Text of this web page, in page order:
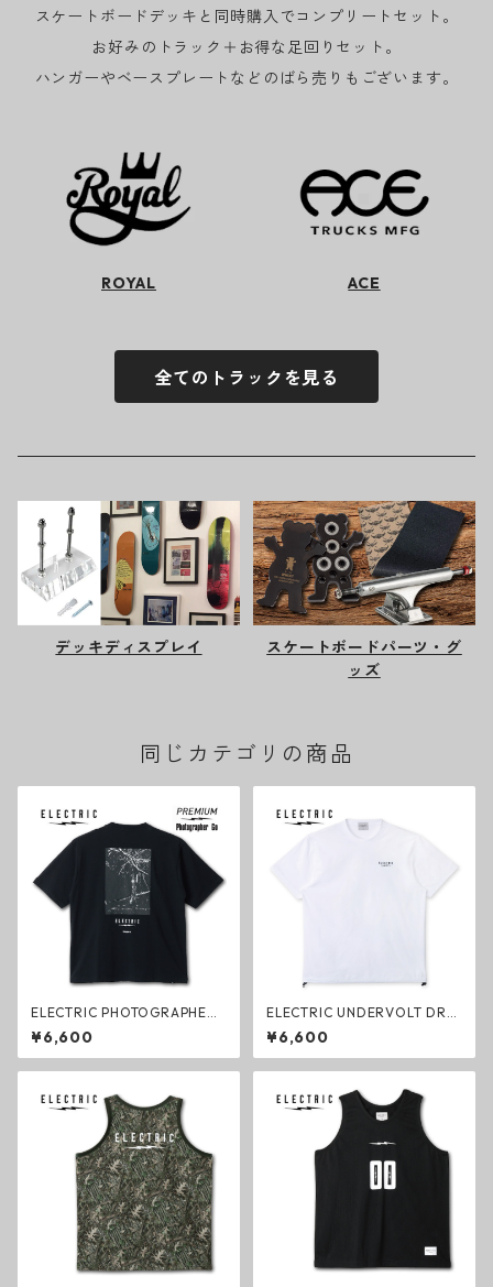
スケートボードデッキと同時購入でコンプリートセット。
お好みのトラック＋お得な足回りセット。
ハンガーやベースプレートなどのばら売りもございます。
ROYAL ACE
全てのトラックを見る
デッキディスプレイ
スケートボードパーツ・グ
ッズ
同じカテゴリの商品
ELECTRIC PHOTOGRAPHER
GO #4 DRY S/S TEE TREE BL
ACK ドライTシャツ ブラック
エレクトリック ファッション
¥6,600
ELECTRIC UNDERVOLT DRY
DRAWCORD S/S TEE WHITE
ドライTシャツ ホワイト エレ
クトリック ファッション
¥6,600